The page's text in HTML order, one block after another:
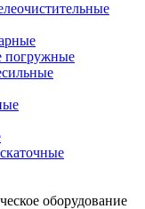
погружные
оборудование